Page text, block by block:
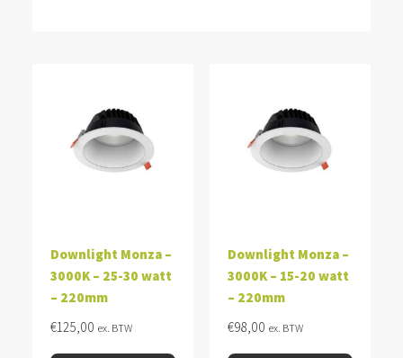
Downlight Monza –
3000K – 25-30 watt
– 220mm
€125,00 ex. BTW
Downlight Monza –
3000K – 15-20 watt
– 220mm
€98,00 ex. BTW